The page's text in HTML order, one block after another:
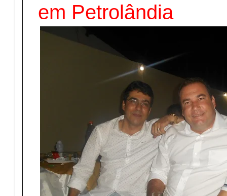
em Petrolândia